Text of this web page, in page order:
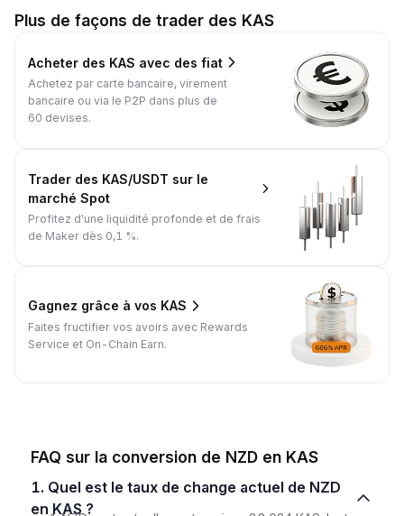
Plus de façons de trader des KAS
Acheter des KAS avec des fiat
Achetez par carte bancaire, virement
bancaire ou via le P2P dans plus de
60 devises.
Trader des KAS/USDT sur le
marché Spot
Profitez d'une liquidité profonde et de frais
de Maker dès 0,1 %.
Gagnez grâce à vos KAS
Faites fructifier vos avoirs avec Rewards
Service et On-Chain Earn.
FAQ sur la conversion de NZD en KAS
1. Quel est le taux de change actuel de NZD
en KAS ?